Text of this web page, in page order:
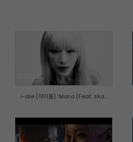
i-dle (아이들) 'Mono (Feat. ska...